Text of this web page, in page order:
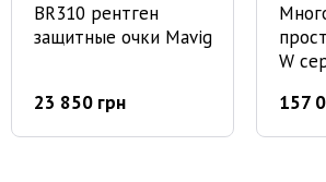
BR310 рентген
защитные очки Mavig
23 850 грн
W
157